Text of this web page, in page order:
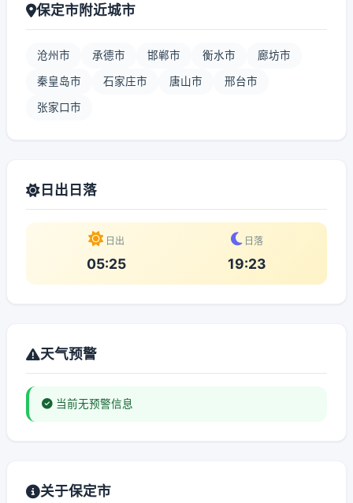
保定市附近城市
沧州市 承德市 邯郸市 衡水市 廊坊市
秦皇岛市 石家庄市 唐山市 邢台市
张家口市
日出日落
日出
05:25
日落
19:23
天气预警
当前无预警信息
关于保定市